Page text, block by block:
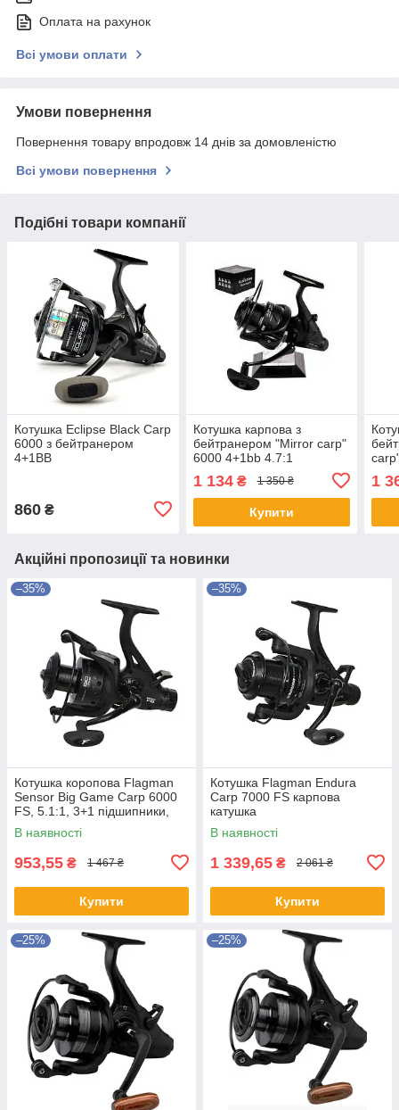
Оплата на рахунок
Всі умови оплати
Умови повернення
Повернення товару впродовж 14 днів за домовленістю
Всі умови повернення
Подібні товари компанії
Котушка Eclipse Black Carp
6000 з бейтранером
4+1BB
860 ₴
Котушка карпова з
бейтранером "Mirror carp"
6000 4+1bb 4.7:1
1 134₴ 1 350 ₴
Купити
1
Акційні пропозиції та новинки
–35%
Котушка коропова Flagman
Sensor Big Game Carp 6000
FS, 5.1:1, 3+1 підшипники,
байтранер, алюмінієва
шпуля, графітовий корпус, S-
В наявності
953,55 ₴ 1 467 ₴
Купити
–35%
Котушка Flagman Endura
Carp 7000 FS карпова
катушка
В наявності
1 339,65 ₴ 2 061 ₴
Купити
–25% –25%